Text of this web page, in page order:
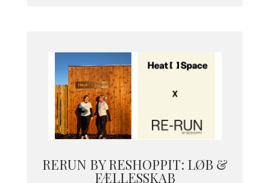
RERUN BY RESHOPPIT: LØB &
FÆLLESSKAB